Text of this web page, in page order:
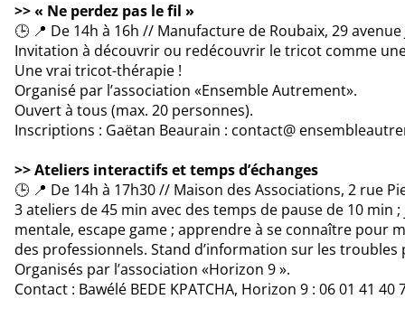
>> « Ne perdez pas le fil »
🕒 📍 De 14h à 16h // Manufacture de Roubaix, 29
Invitation à découvrir ou redécouvrir le tricot comme
Une vrai tricot-thérapie !
Organisé par l’association «Ensemble Autrement».
Ouvert à tous (max. 20 personnes).
Inscriptions : Gaëtan Beaurain : contact@
>> Ateliers interactifs et temps d’échanges
🕒 📍 De 14h à 17h30 // Maison des Associations, 2 rue
3 ateliers de 45 min avec des temps de pause de 10
mentale, escape game ; apprendre à se connaître pour
des professionnels. Stand d’information sur les
Organisés par l’association «Horizon 9 ».
Contact : Bawélé BEDE KPATCHA, Horizon 9 : 06 01 41 40